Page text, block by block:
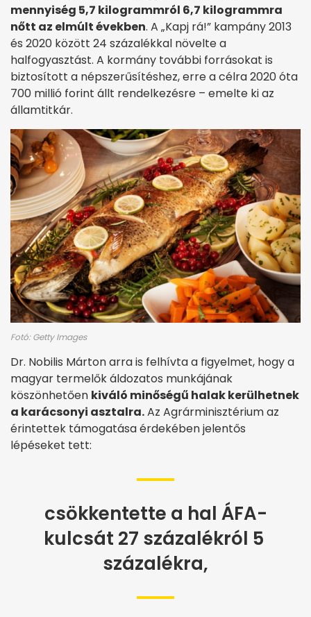
mennyiség 5,7 kilogrammról 6,7 kilogrammra
nőtt az elmúlt években. A „Kapj rá!” kampány 2013
és 2020 között 24 százalékkal növelte a
halfogyasztást. A kormány további forrásokat is
biztosított a népszerűsítéshez, erre a célra 2020 óta
700 millió forint állt rendelkezésre – emelte ki az
államtitkár.
Fotó: Getty Images
Dr. Nobilis Márton arra is felhívta a figyelmet, hogy a
magyar termelők áldozatos munkájának
köszönhetően kiváló minőségű halak kerülhetnek
a karácsonyi asztalra.Az Agrárminisztérium az
érintettek támogatása érdekében jelentős
lépéseket tett:
csökkentette a hal ÁFA-
kulcsát 27 százalékról 5
százalékra,